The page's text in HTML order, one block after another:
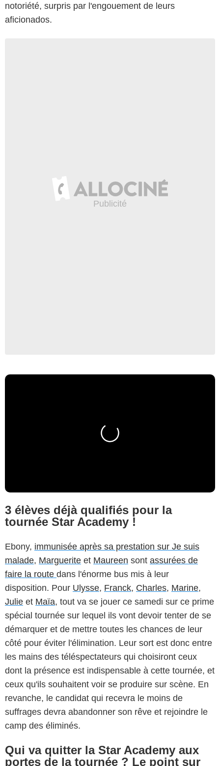
notoriété, surpris par l'engouement de leurs
aficionados.
3 élèves déjà qualifiés pour la
tournée Star Academy !
Ebony, immunisée après sa prestation sur Je suis
malade, Marguerite et Maureen sont assurées de
faire la route dans l'énorme bus mis à leur
disposition. Pour Ulysse, Franck, Charles, Marine,
Julie et Maïa, tout va se jouer ce samedi sur ce prime
spécial tournée sur lequel ils vont devoir tenter de se
démarquer et de mettre toutes les chances de leur
côté pour éviter l'élimination. Leur sort est donc entre
les mains des téléspectateurs qui choisiront ceux
dont la présence est indispensable à cette tournée, et
ceux qu'ils souhaitent voir se produire sur scène. En
revanche, le candidat qui recevra le moins de
suffrages devra abandonner son rêve et rejoindre le
camp des éliminés.
Qui va quitter la Star Academy aux
portes de la tournée ? Le point sur